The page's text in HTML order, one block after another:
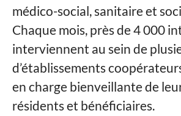
médico-social, sanitaire et
Chaque mois, près de 4 000
interviennent au sein de
d’établissements
en charge bienveillante de
résidents et bénéficiaires.